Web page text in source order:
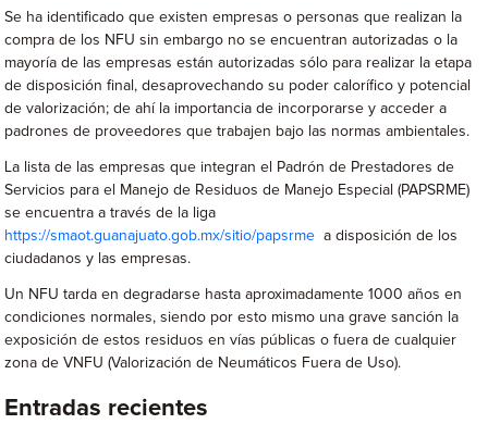
Se ha identificado que existen empresas o personas que realizan la
compra de los NFU sin embargo no se encuentran autorizadas o la
mayoría de las empresas están autorizadas sólo para realizar la etapa
de disposición final, desaprovechando su poder calorífico y potencial
de valorización; de ahí la importancia de incorporarse y acceder a
padrones de proveedores que trabajen bajo las normas ambientales.
La lista de las empresas que integran el Padrón de Prestadores de
Servicios para el Manejo de Residuos de Manejo Especial (PAPSRME)
se encuentra a través de la liga
https://smaot.guanajuato.gob.mx/sitio/papsrme a disposición de los
ciudadanos y las empresas.
Un NFU tarda en degradarse hasta aproximadamente 1000 años en
condiciones normales, siendo por esto mismo una grave sanción la
exposición de estos residuos en vías públicas o fuera de cualquier
zona de VNFU (Valorización de Neumáticos Fuera de Uso).
Entradas recientes